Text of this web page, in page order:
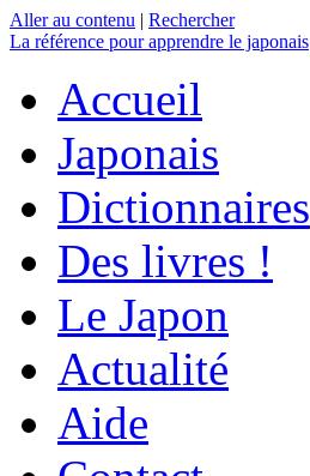
Aller au contenu | Rechercher
La référence pour apprendre le japonais
Accueil
Japonais
Dictionnaires
Des livres !
Le Japon
Actualité
Aide